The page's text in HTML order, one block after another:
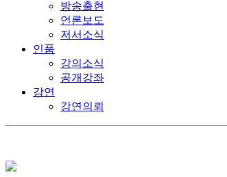
방송출현
언론보도
저서소식
인품
강의소식
공개강좌
강연
강연의뢰